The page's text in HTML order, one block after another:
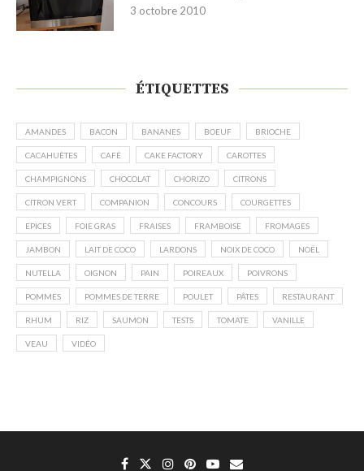
3 octobre 2010
ÉTIQUETTES
AMANDES BACON BANANES BOEUF BRIOCHE
CACAHUÈTES CAFÉ CAKE FACTORY CAROTTES
CHAMPIGNONS CHOCOLAT CHORIZO CITRONS
CITRON VERT COMPANION CONCOURS COURGETTES
EPICES FOIE GRAS FRAISES FRAMBOISE FROMAGES
JAMBON LAIT DE COCO LARDONS NOIX DE COCO NOËL
NUTELLA OIGNON PAIN POIREAUX POIVRONS
POMMES POMMES DE TERRE POULET PÂTES RESTAURANT
RHUM RIZ SAUMON TESTS TOMATE VANILLE
VEAU VIDÉO